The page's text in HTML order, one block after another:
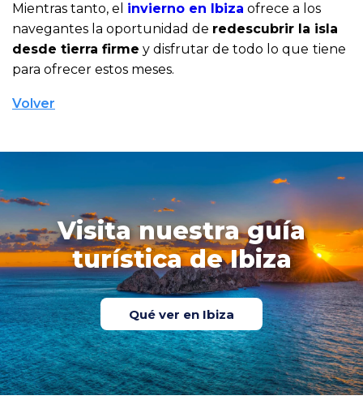
Mientras tanto, el invierno en Ibiza ofrece a los
navegantes la oportunidad de redescubrir la isla
desde tierra firme y disfrutar de todo lo que tiene
para ofrecer estos meses.
Volver
Visita nuestra guía
turística de Ibiza
Qué ver en Ibiza